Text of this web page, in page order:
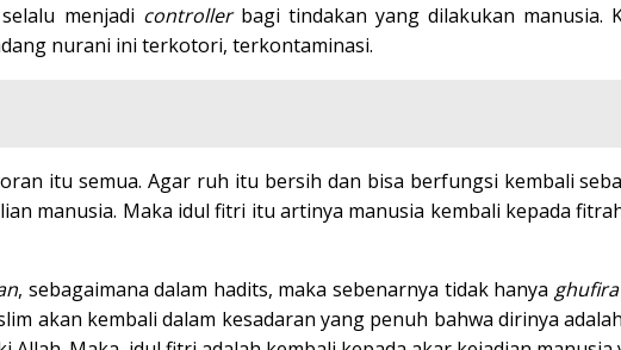
menjadi controllerbagi tindakan yang dilakukan manusia.
nurani ini terkotori, terkontaminasi.
itu semua. Agar ruh itu bersih dan bisa berfungsi kembali
manusia. Maka idul fitri itu artinya manusia kembali kepada
, sebagaimana dalam hadits, maka sebenarnya tidak hanya
akan kembali dalam kesadaran yang penuh bahwa dirinya